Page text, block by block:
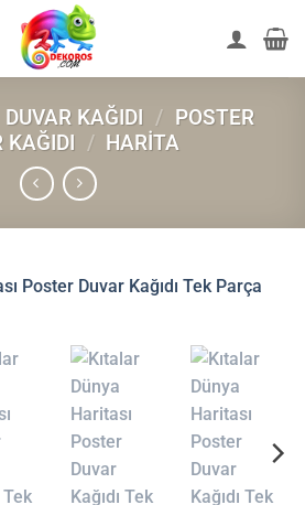
DUVAR KAĞIDI / POSTER
KAĞIDI / HARITA